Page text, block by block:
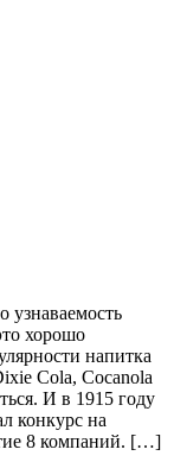
узнаваемость
хорошо
напитка
Cola, Cocanola
И в 1915 году
конкурс на
8 компаний. […]